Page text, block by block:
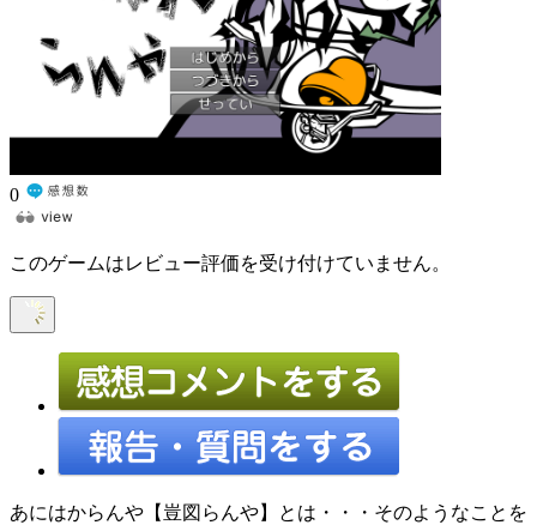
0
このゲームはレビュー評価を受け付けていません。
あにはからんや【豈図らんや】とは・・・そのようなことを